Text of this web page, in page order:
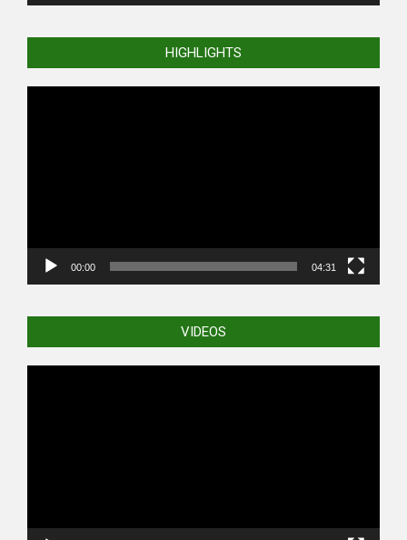
HIGHLIGHTS
00:00 04:31
VIDEOS